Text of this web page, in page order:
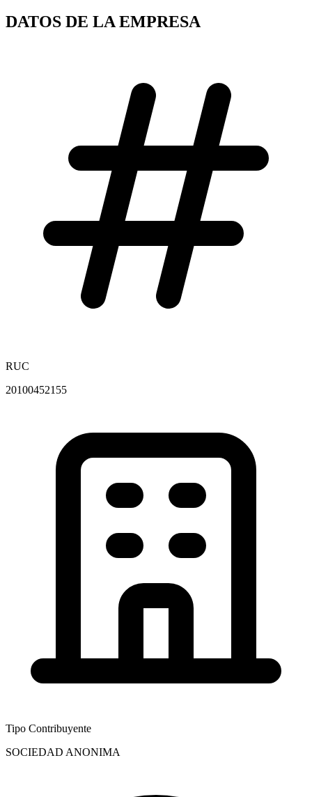
DATOS DE LA EMPRESA
RUC
20100452155
Tipo Contribuyente
SOCIEDAD ANONIMA